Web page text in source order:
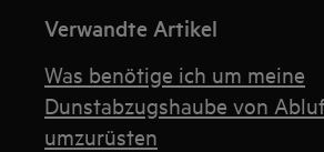
Verwandte Artikel
Was benötige ich um meine
Dunstabzugshaube von
umzurüsten